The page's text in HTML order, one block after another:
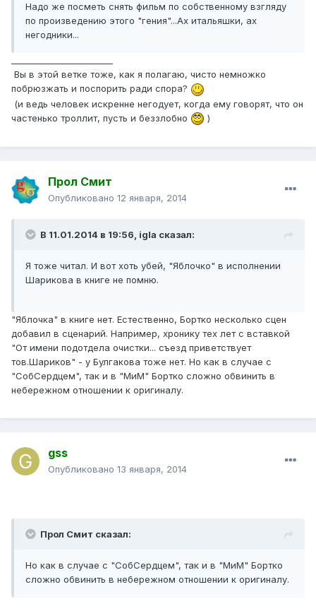
Надо же посметь снять фильм по собственному взгляду
по произведению этого "гения"...Ах итальяшки, ах
негодники...
Вы в этой ветке тоже, как я полагаю, чисто немножко
побрюзжать и поспорить ради спора?
(и ведь человек искренне негодует, когда ему говорят, что он
частенько троллит, пусть и беззлобно
)
Прол Смит
Опубликовано 12 января, 2014
В 11.01.2014 в 19:56, igla сказал:
Я тоже читал. И вот хоть убей, "Яблочко" в исполнении
Шарикова в книге не помню.
"Яблочка" в книге нет. Естественно, Бортко несколько сцен
добавил в сценарий. Например, хронику тех лет с вставкой
"От имени подотдела очистки... съезд приветствует
тов.Шариков" - у Булгакова тоже нет. Но как в случае с
"СобСердцем", так и в "МиМ" Бортко сложно обвинить в
небережном отношении к оригиналу.
gss
Опубликовано 13 января, 2014
Прол Смит сказал:
Но как в случае с "СобСердцем", так и в "МиМ" Бортко
сложно обвинить в небережном отношении к оригиналу.